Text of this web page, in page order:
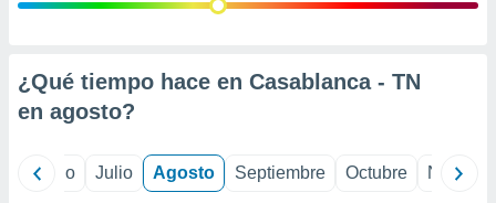
e
mediante
¿Qué tiempo hace en Casablanca - TN
en agosto?
Junio Julio Agosto Septiembre Octubre